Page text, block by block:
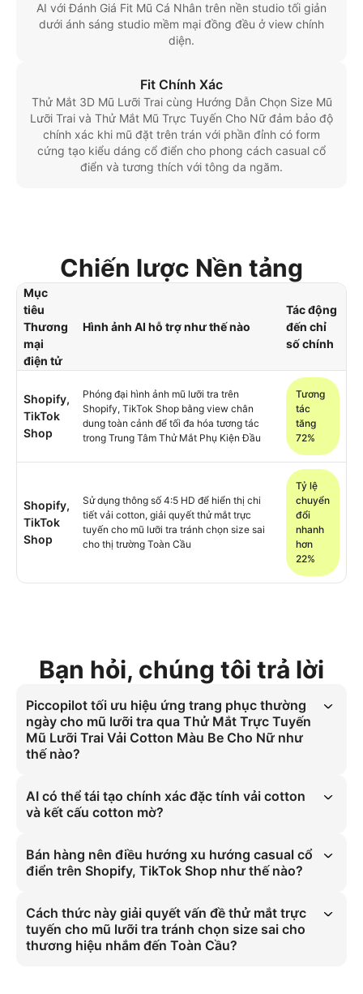
AI với Đánh Giá Fit Mũ Cá Nhân trên nền studio tối giản
dưới ánh sáng studio mềm mại đồng đều ở view chính
diện.
Fit Chính Xác
Thử Mắt 3D Mũ Lưỡi Trai cùng Hướng Dẫn Chọn Size Mũ
Lưỡi Trai và Thử Mắt Mũ Trực Tuyến Cho Nữ đảm bảo độ
chính xác khi mũ đặt trên trán với phần đỉnh có form
cứng tạo kiểu dáng cổ điển cho phong cách casual cổ
điển và tương thích với tông da ngăm.
Chiến lược Nền tảng
Mục
tiêu
Thương
mại
điện tử
Hình ảnh AI hỗ trợ như thế nào
Tác động
đến chỉ
số chính
Shopify,
TikTok
Shop
Phóng đại hình ảnh mũ lưỡi tra trên
Shopify, TikTok Shop bằng view chân
dung toàn cảnh để tối đa hóa tương tác
trong Trung Tâm Thử Mắt Phụ Kiện Đầu
Tương
tác
tăng
72%
Shopify,
TikTok
Shop
Sử dụng thông số 4:5 HD để hiển thị chi
tiết vải cotton, giải quyết thử mắt trực
tuyến cho mũ lưỡi tra tránh chọn size sai
cho thị trường Toàn Cầu
Tỷ lệ
chuyển
đổi
nhanh
hơn
22%
Bạn hỏi, chúng tôi trả lời
Piccopilot tối ưu hiệu ứng trang phục thường
ngày cho mũ lưỡi tra qua Thử Mắt Trực Tuyến
Mũ Lưỡi Trai Vải Cotton Màu Be Cho Nữ như
thế nào?
cho thử mắt mũ đa giới tính. Nó giải quyết vấn đề chọn size sai nhờ
mô phỏng mũ lên mẫu người với phần đỉnh có form cứng tạo kiểu
AI có thể tái tạo chính xác đặc tính vải cotton
và kết cấu cotton mờ?
cotton. Nó duy trì kết cấu vải cotton mờ dưới ánh sáng studio mềm
mại đồng đều, giúp thử mắt trực quan sống động mà không cần mẫu
Bán hàng nên điều hướng xu hướng casual cổ
điển trên Shopify, TikTok Shop như thế nào?
bán phải triển khai nó trên Shopify, TikTok Shop với tỷ lệ 4:5 để thể
hiện chi tiết vải cotton, giải quyết vấn đề size cho khách hàng đa
giới tính toàn cầu.
Cách thức này giải quyết vấn đề thử mắt trực
tuyến cho mũ lưỡi tra tránh chọn size sai cho
thương hiệu nhắm đến Toàn Cầu?